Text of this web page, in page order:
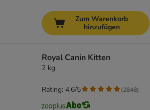
Zum Warenkorb
hinzufügen
Royal Canin Kitten
2 kg
Rating: 4.6/5 (2848)